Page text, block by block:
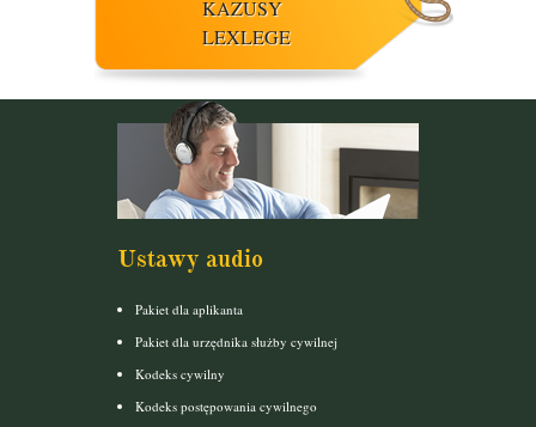
KAZUSY
LEXLEGE
Ustawy audio
Pakiet dla aplikanta
Pakiet dla urzędnika służby cywilnej
Kodeks cywilny
Kodeks postępowania cywilnego